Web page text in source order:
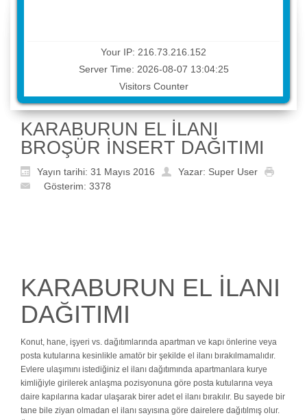
Your IP: 216.73.216.152
Server Time: 2026-08-07 13:04:25
Visitors Counter
KARABURUN EL İLANI
BROŞÜR İNSERT DAĞITIMI
Yayın tarihi: 31 Mayıs 2016
Yazar: Super User
Gösterim: 3378
KARABURUN EL İLANI
DAĞITIMI
Konut, hane, işyeri vs. dağıtımlarında apartman ve kapı önlerine veya
posta kutularına kesinlikle amatör bir şekilde el ilanı bırakılmamalıdır.
Evlere ulaşımını istediğiniz el ilanı dağıtımında apartmanlara kurye
kimliğiyle girilerek anlaşma pozisyonuna göre posta kutularına veya
daire kapılarına kadar ulaşarak birer adet el ilanı bırakılır. Bu sayede bir
tane bile ziyan olmadan el ilanı sayısına göre dairelere dağıtılmış olur.